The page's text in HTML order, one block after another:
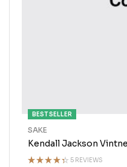
BEST SELLER
Kendall Jackson
5 REVIEWS
SAKE